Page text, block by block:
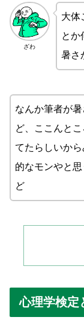
ざわ
大体
とか
暑さ
なんか筆者が
ど、ここんと
てたらしいか
的なモンやと
ど
心理学検定